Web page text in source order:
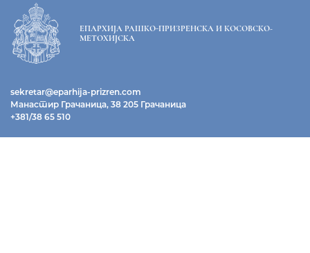
ЕПАРХИЈА РАШКО-ПРИЗРЕНСКА И КОСОВСКО-
МЕТОХИЈСКА
sekretar@eparhija-prizren.com
Манастир Грачаница, 38 205 Грачаница
+381/38 65 510